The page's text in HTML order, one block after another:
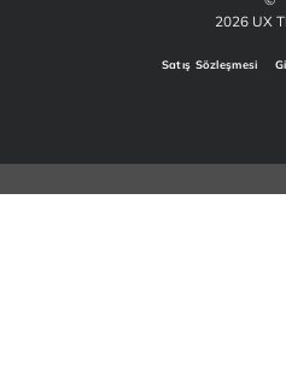
2026 UX
Satış Sözleşmesi